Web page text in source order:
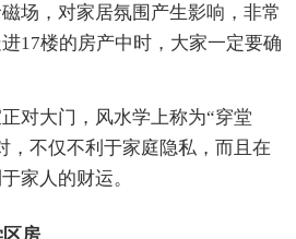
场，对家居氛围产生影响，非常
17楼的房产中时，大家一定要确
对大门，风水学上称为“穿堂
，不仅不利于家庭隐私，而且在
家人的财运。
房